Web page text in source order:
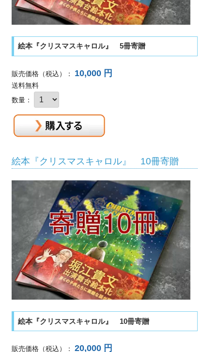
絵本『クリスマスキャロル』 5冊寄贈
販売価格 （税込） ： 10,000 円
送料無料
数量：
絵本『クリスマスキャロル』 10冊寄贈
絵本『クリスマスキャロル』 10冊寄贈
販売価格 （税込） ： 20,000 円